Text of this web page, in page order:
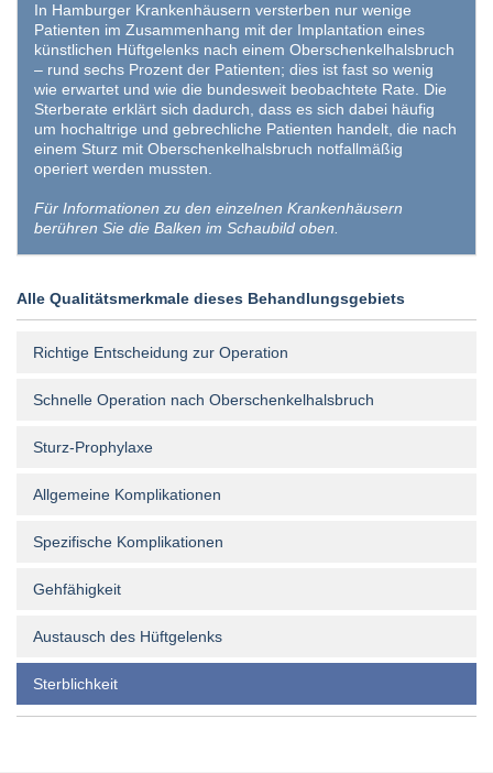
In Hamburger Krankenhäusern versterben nur wenige
Patienten im Zusammenhang mit der Implantation eines
künstlichen Hüftgelenks nach einem Oberschenkelhalsbruch
– rund sechs Prozent der Patienten; dies ist fast so wenig
wie erwartet und wie die bundesweit beobachtete Rate. Die
Sterberate erklärt sich dadurch, dass es sich dabei häufig
um hochaltrige und gebrechliche Patienten handelt, die nach
einem Sturz mit Oberschenkelhalsbruch notfallmäßig
operiert werden mussten.
Für Informationen zu den einzelnen Krankenhäusern
berühren Sie die Balken im Schaubild oben.
Alle Qualitätsmerkmale dieses Behandlungsgebiets
Richtige Entscheidung zur Operation
Schnelle Operation nach Oberschenkelhalsbruch
Sturz-Prophylaxe
Allgemeine Komplikationen
Spezifische Komplikationen
Gehfähigkeit
Austausch des Hüftgelenks
Sterblichkeit